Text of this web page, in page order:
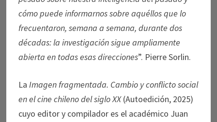
cómo puede informarnos sobre aquéllos que lo
frecuentaron, semana a semana, durante dos
décadas: la investigación sigue ampliamente
abierta en todas esas direcciones”. Pierre Sorlin.
La Imagen fragmentada. Cambio y conflicto social
en el cine chileno del siglo XX(Autoedición, 2025)
cuyo editor y compilador es el académico Juan